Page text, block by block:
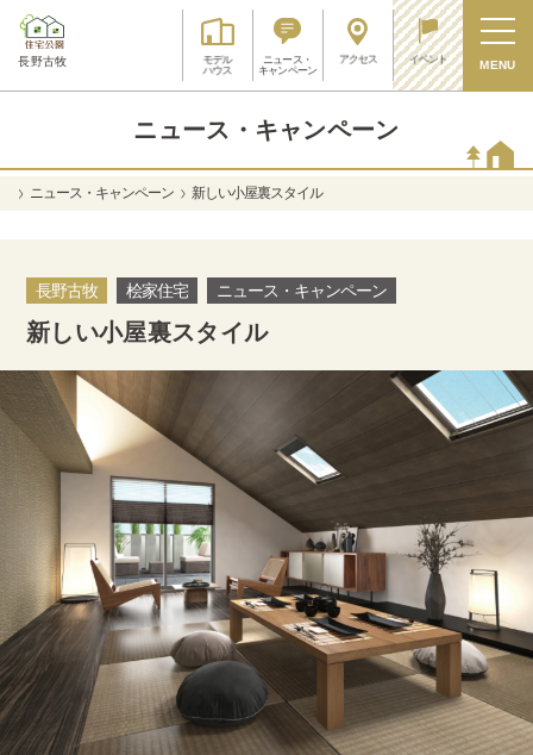
長野古牧
モデル
ハウス
ニュース・
キャンペーン
アクセス イベント MENU
ニュース・キャンペーン
ニュース・キャンペーン 新しい小屋裏スタイル
長野古牧 桧家住宅 ニュース・キャンペーン
新しい小屋裏スタイル